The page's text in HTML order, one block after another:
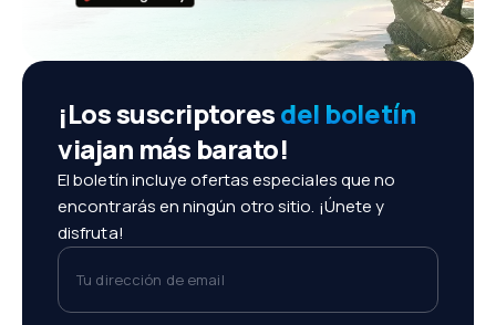
¡Los suscriptoresdel boletín
viajan más barato!
El boletín incluye ofertas especiales que no
encontrarás en ningún otro sitio. ¡Únete y
disfruta!
Tu dirección de email